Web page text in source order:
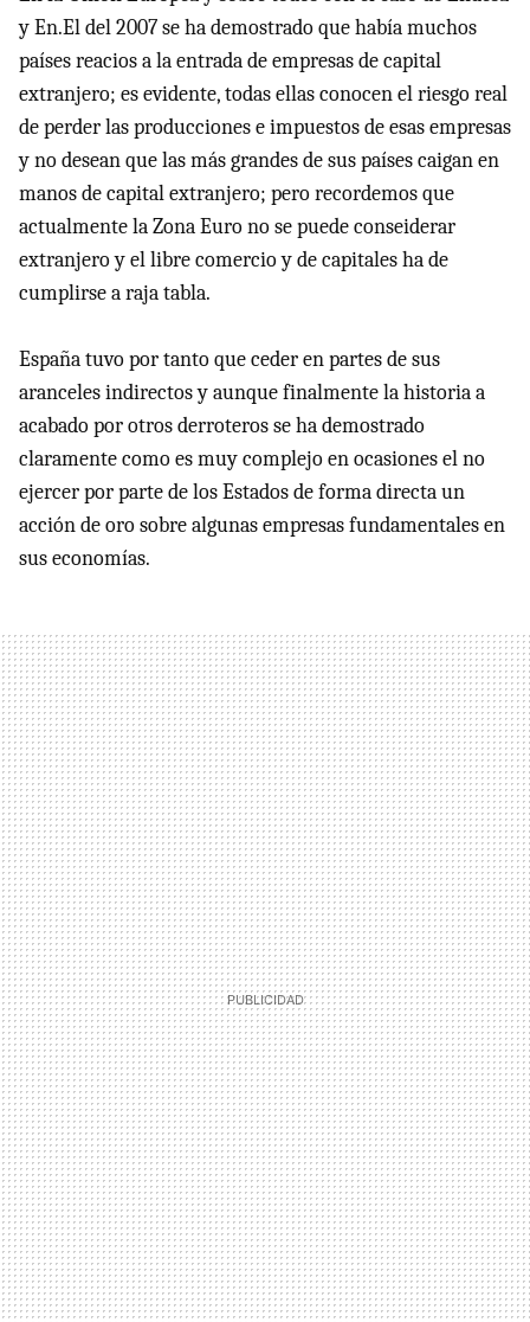
y En.El del 2007 se ha demostrado que había muchos
países reacios a la entrada de empresas de capital
extranjero; es evidente, todas ellas conocen el riesgo real
de perder las producciones e impuestos de esas empresas
y no desean que las más grandes de sus países caigan en
manos de capital extranjero; pero recordemos que
actualmente la Zona Euro no se puede conseiderar
extranjero y el libre comercio y de capitales ha de
cumplirse a raja tabla.
España tuvo por tanto que ceder en partes de sus
aranceles indirectos y aunque finalmente la historia a
acabado por otros derroteros se ha demostrado
claramente como es muy complejo en ocasiones el no
ejercer por parte de los Estados de forma directa un
acción de oro sobre algunas empresas fundamentales en
sus economías.